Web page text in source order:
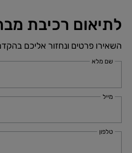
לתיאום רכיבת
השאירו פרטים ונחזור אליכם
שם מלא
מייל
טלפון